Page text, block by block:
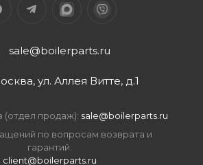
sale@boilerparts.ru
ул. Аллея Витте, д.1
(отдел продаж): sale@boilerparts.ru
по вопросам возврата и
гарантий:
client@boilerparts.ru